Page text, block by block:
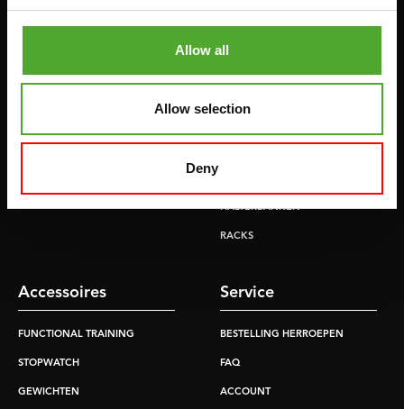
Allow all
Allow selection
Deny
HALTERBANKEN
RACKS
Accessoires
FUNCTIONAL TRAINING
STOPWATCH
GEWICHTEN
Service
BESTELLING HERROEPEN
FAQ
ACCOUNT